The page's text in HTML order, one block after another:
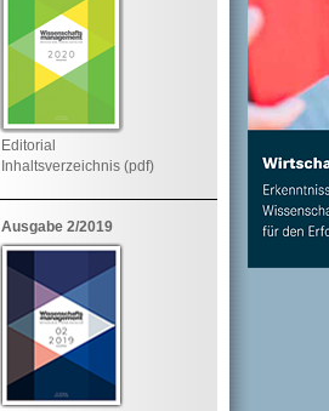
Editorial
Inhaltsverzeichnis (pdf)
Ausgabe 2/2019